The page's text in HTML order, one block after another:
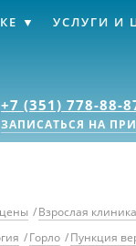
+7 (351) 778-88-
ЗАПИСАТЬСЯ НА
УСЛУГИ И
/Взрослая клиника
/Горло /Пункция